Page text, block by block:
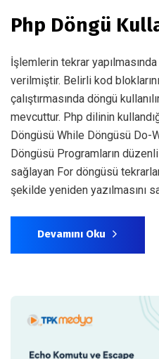
Php Döngü
İşlemlerin tekrar
verilmiştir. Belirli kod
çalıştırmasında döngü
mevcuttur. Php dilinin
Döngüsü While Döngüsü Do-
Döngüsü Programların
sağlayan For döngüsü
şekilde yeniden yazılmasını
Devamını Oku